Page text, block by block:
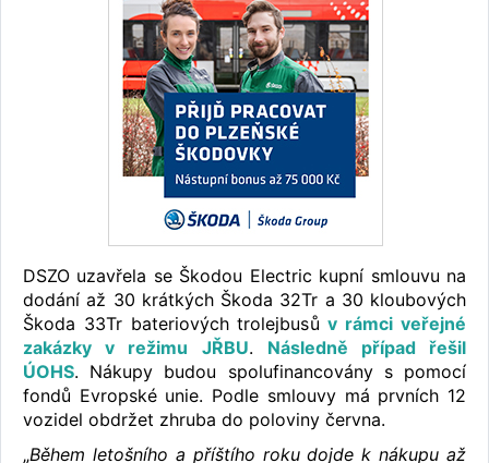
DSZO uzavřela se Škodou Electric kupní smlouvu na
dodání až 30 krátkých Škoda 32Tr a 30 kloubových
Škoda 33Tr bateriových trolejbusův rámci veřejné
zakázky v režimu JŘBU. Následně případ řešil
ÚOHS. Nákupy budou spolufinancovány s pomocí
fondů Evropské unie. Podle smlouvy má prvních 12
vozidel obdržet zhruba do poloviny června.
„Během letošního a příštího roku dojde k nákupu až